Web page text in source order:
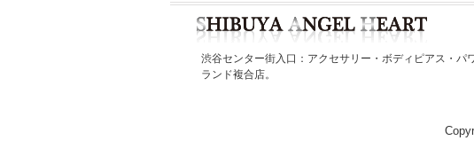
渋谷センター街入口：アクセサリー・ボディピアス・パ
ランド複合店。